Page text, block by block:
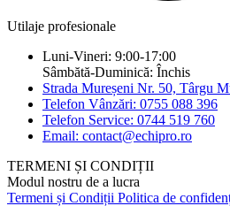
Utilaje profesionale
Luni-Vineri: 9:00-17:00
Sâmbătă-Duminică: Închis
Strada Mureșeni Nr. 50, Târgu
Telefon Vânzări: 0755 088 396
Telefon Service: 0744 519 760
Email: contact@echipro.ro
TERMENI ȘI CONDIȚII
Modul nostru de a lucra
Termeni și Condiții Politica de